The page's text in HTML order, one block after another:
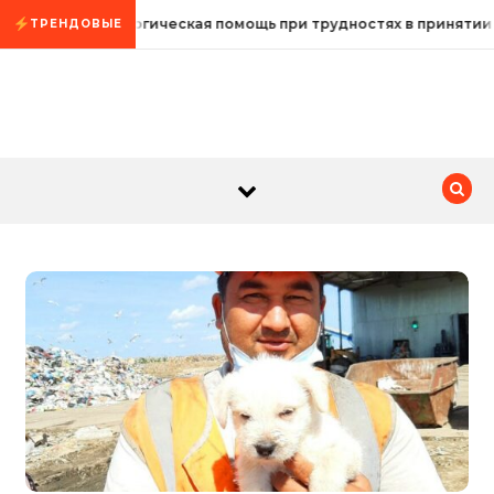
Промотать к содержимому
ТРЕНДОВЫЕ
Психологическая помощь при трудностях в принятии